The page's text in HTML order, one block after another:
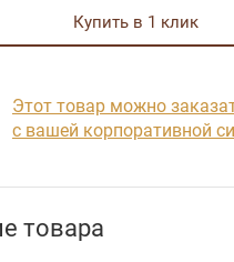
купить в 1 клик
Этот товар можно
с вашей корпоративной
товара